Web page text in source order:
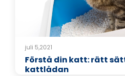
juli 5,2021
Förstå din katt: rätt
kattlådan